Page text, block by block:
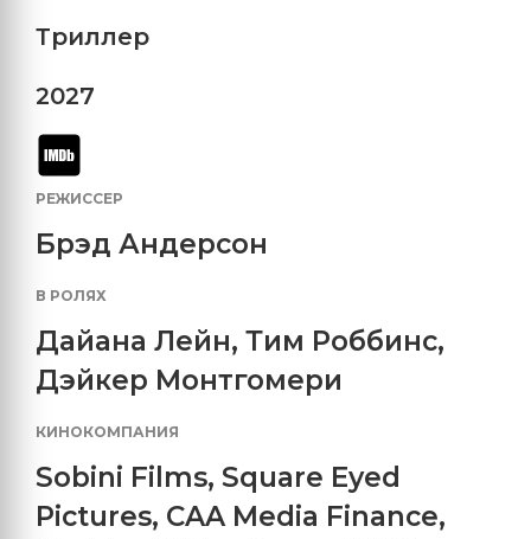
Триллер
2027
РЕЖИССЕР
Брэд Андерсон
В РОЛЯХ
Дайана Лейн, Тим Роббинс,
Дэйкер Монтгомери
КИНОКОМПАНИЯ
Sobini Films, Square Eyed
Pictures, CAA Media Finance,